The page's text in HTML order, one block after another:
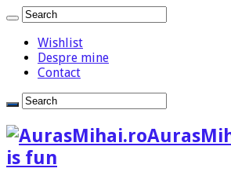
Wishlist
Despre mine
Contact
is fun